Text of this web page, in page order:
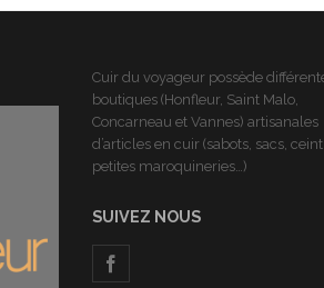
Cuir du voyageur possède
boutiques (Honfleur, Saint Malo,
Concarneau et Vannes) artisanales
d’articles en cuir (sabots, sacs,
petites maroquineries…)
SUIVEZ NOUS